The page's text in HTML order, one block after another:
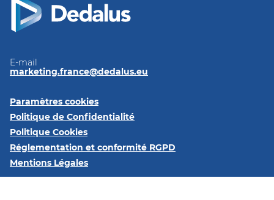
E-mail
marketing.france@dedalus.eu
Paramètres cookies
Politique de Confidentialité
Politique Cookies
Réglementation et conformité RGPD
Mentions Légales